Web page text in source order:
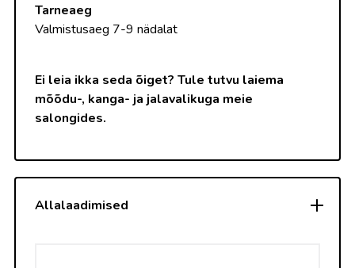
Tarneaeg
Valmistusaeg 7-9 nädalat
Ei leia ikka seda õiget? Tule tutvu laiema
mõõdu-, kanga- ja jalavalikuga meie
salongides.
Allalaadimised